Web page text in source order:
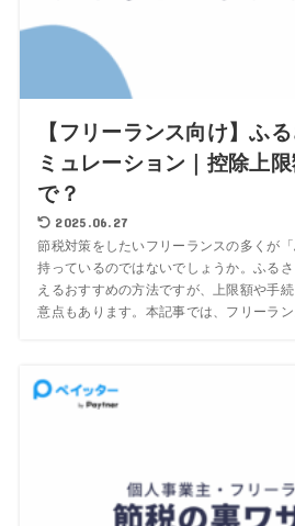
【フリーランス向け】ふ
ミュレーション｜控除上
で？
2025.06.27
節税対策をしたいフリーランスの多くが
持っているのではないでしょうか。ふる
えるおすすめの方法ですが、上限額や手
意点もあります。本記事では、フリーラン